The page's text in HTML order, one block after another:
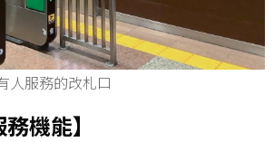
人服務的改札口
機能】